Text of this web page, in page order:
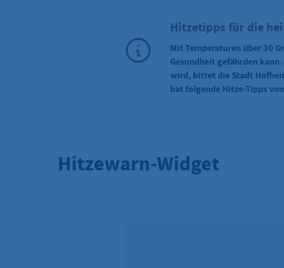
Hitzetipps für die
Mit Temperaturen über 30
Gesundheit gefährden
wird, bittet die Stadt
hat folgende Hitze-Tipps
Hitzewarn-Widget